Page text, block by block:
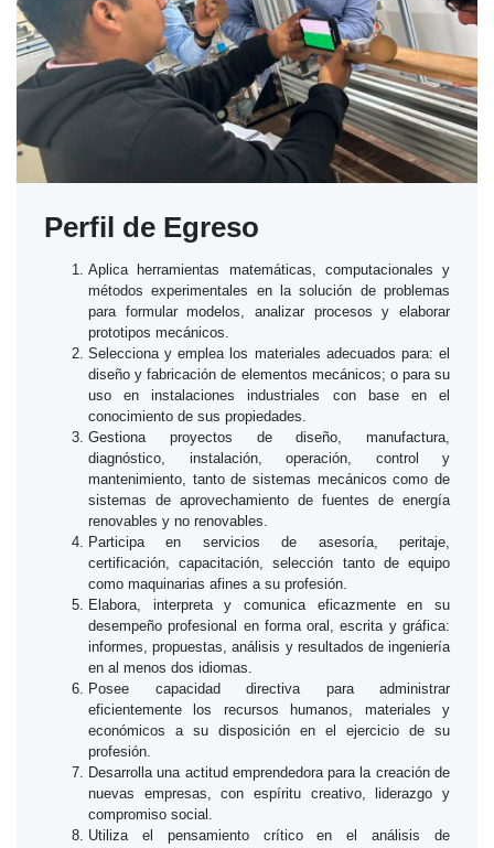
Perfil de Egreso
Aplica herramientas matemáticas, computacionales y
métodos experimentales en la solución de problemas
para formular modelos, analizar procesos y elaborar
prototipos mecánicos.
Selecciona y emplea los materiales adecuados para: el
diseño y fabricación de elementos mecánicos; o para su
uso en instalaciones industriales con base en el
conocimiento de sus propiedades.
Gestiona proyectos de diseño, manufactura,
diagnóstico, instalación, operación, control y
mantenimiento, tanto de sistemas mecánicos como de
sistemas de aprovechamiento de fuentes de energía
renovables y no renovables.
Participa en servicios de asesoría, peritaje,
certificación, capacitación, selección tanto de equipo
como maquinarias afines a su profesión.
Elabora, interpreta y comunica eficazmente en su
desempeño profesional en forma oral, escrita y gráfica:
informes, propuestas, análisis y resultados de ingeniería
en al menos dos idiomas.
Posee capacidad directiva para administrar
eficientemente los recursos humanos, materiales y
económicos a su disposición en el ejercicio de su
profesión.
Desarrolla una actitud emprendedora para la creación de
nuevas empresas, con espíritu creativo, liderazgo y
compromiso social.
Utiliza el pensamiento crítico en el análisis de